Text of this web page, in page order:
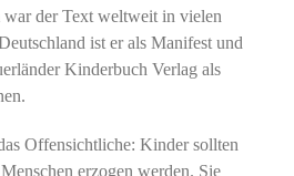
war der Text weltweit in vielen
ist er als Manifest und
Kinderbuch Verlag als
Offensichtliche: Kinder sollten
erzogen werden. Sie